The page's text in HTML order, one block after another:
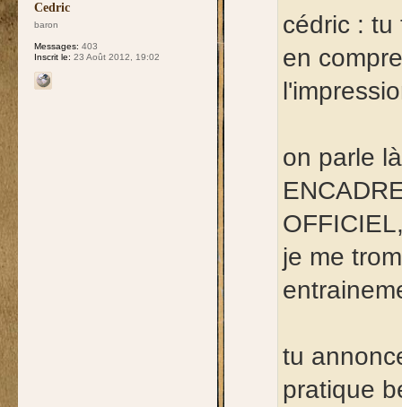
Cedric
baron
Messages: 403
Inscrit le: 23 Août 2012, 19:02
cédric : tu
en
on parle
je me
tu
pratique